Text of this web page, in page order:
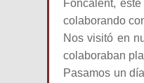
Foncalent,
colaborando
Nos visitó en
colaboraban
Pasamos un